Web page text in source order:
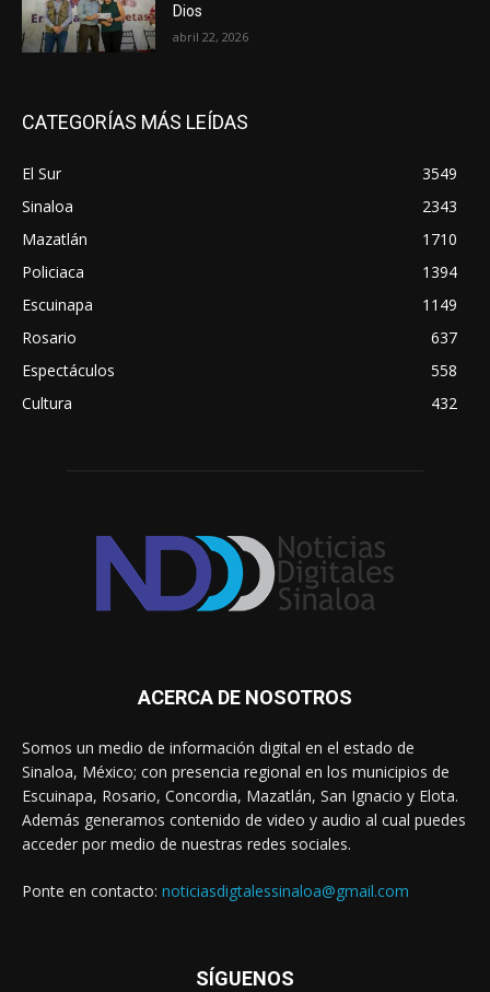
Dios
abril 22, 2026
CATEGORÍAS MÁS LEÍDAS
El Sur
3549
Sinaloa
2343
Mazatlán
1710
Policiaca
1394
Escuinapa
1149
Rosario
637
Espectáculos
558
Cultura
432
ACERCA DE NOSOTROS
Somos un medio de información digital en el estado de
Sinaloa, México; con presencia regional en los municipios de
Escuinapa, Rosario, Concordia, Mazatlán, San Ignacio y Elota.
Además generamos contenido de video y audio al cual puedes
acceder por medio de nuestras redes sociales.
Ponte en contacto: noticiasdigtalessinaloa@gmail.com
SÍGUENOS